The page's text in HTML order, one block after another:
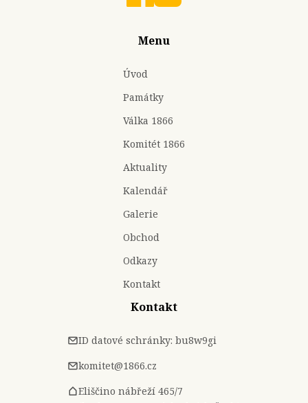
Menu
Úvod
Památky
Válka 1866
Komitét 1866
Aktuality
Kalendář
Galerie
Obchod
Odkazy
Kontakt
Kontakt
ID datové schránky: bu8w9gi
komitet@1866.cz
Eliščino nábřeží 465/7